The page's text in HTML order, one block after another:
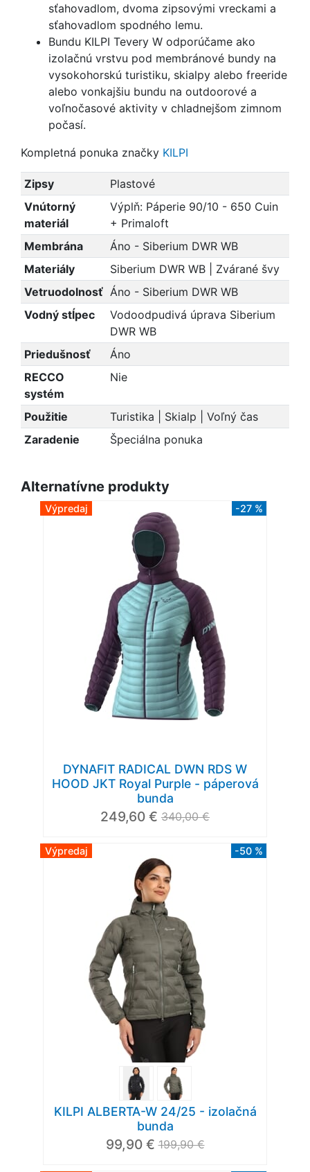
sťahovadlom, dvoma zipsovými vreckami a
sťahovadlom spodného lemu.
Bundu KILPI Tevery W odporúčame ako
izolačnú vrstvu pod membránové bundy na
vysokohorskú turistiku, skialpy alebo freeride
alebo vonkajšiu bundu na outdoorové a
voľnočasové aktivity v chladnejšom zimnom
počasí.
Kompletná ponuka značky KILPI
Zipsy
Plastové
Vnútorný
materiál
Výplň: Páperie 90/10 - 650 Cuin
+ Primaloft
Membrána
Áno - Siberium DWR WB
Materiály
Siberium DWR WB | Zvárané švy
Vetruodolnosť Áno - Siberium DWR WB
Vodný stĺpec
Vodoodpudivá úprava Siberium
DWR WB
Priedušnosť
Áno
RECCO
systém
Nie
Použitie
Turistika | Skialp | Voľný čas
Zaradenie
Špeciálna ponuka
Alternatívne produkty
Výpredaj -27 %
DYNAFIT RADICAL DWN RDS W
HOOD JKT Royal Purple - páperová
bunda
249,60 € 340,00 €
Výpredaj -50 %
KILPI ALBERTA-W 24/25 - izolačná
bunda
99,90 € 199,90 €